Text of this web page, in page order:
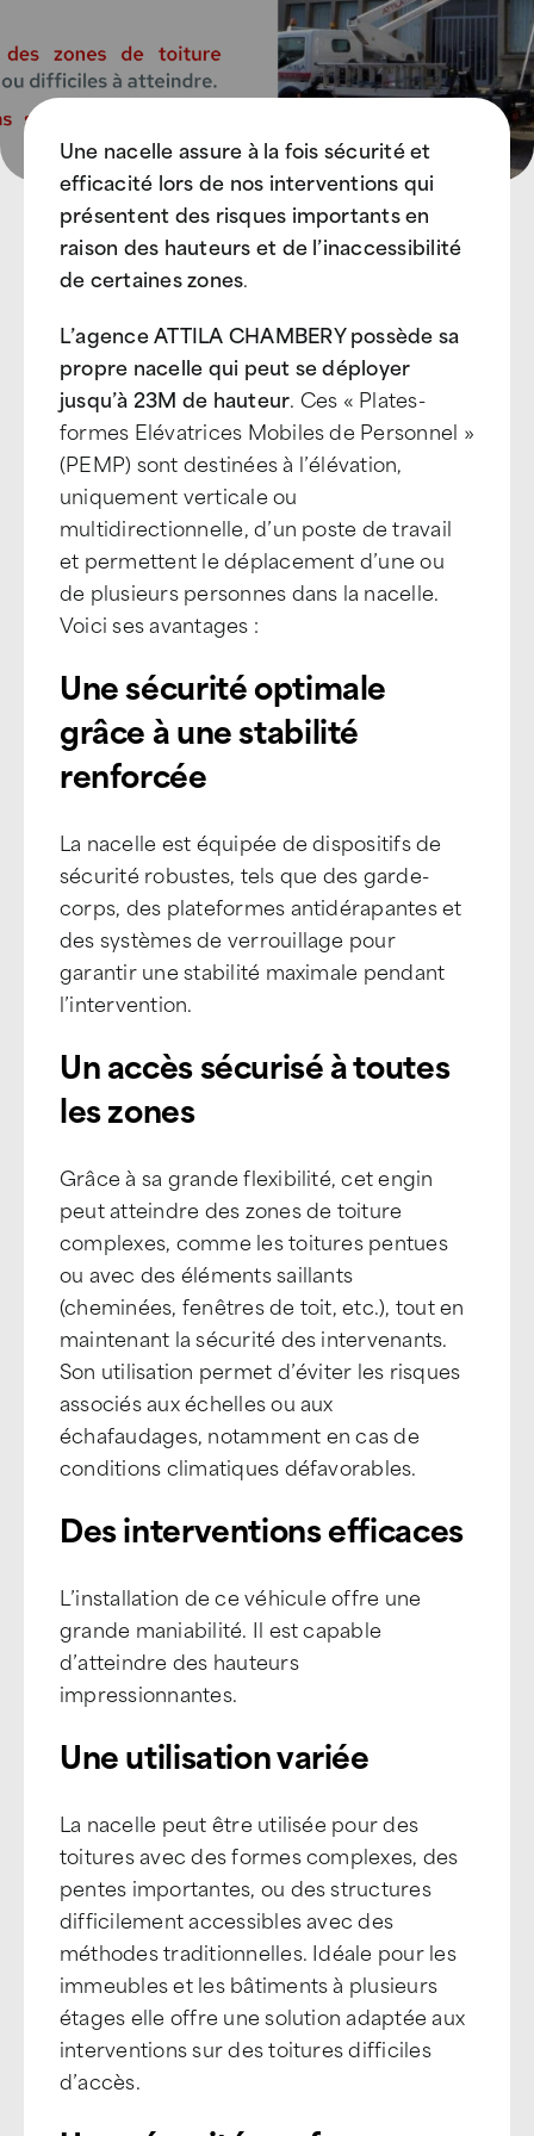
Une nacelle assure à la fois sécurité et
efficacité lors de nos interventions qui
présentent des risques importants en
raison des hauteurs et de l’inaccessibilité
de certaines zones.
L’agence ATTILA CHAMBERY possède sa
propre nacelle qui peut se déployer
jusqu’à 23M de hauteur. Ces « Plates-
formes Elévatrices Mobiles de Personnel »
(PEMP) sont destinées à l’élévation,
uniquement verticale ou
multidirectionnelle, d’un poste de travail
et permettent le déplacement d’une ou
de plusieurs personnes dans la nacelle.
Voici ses avantages :
Une sécurité optimale
grâce à une stabilité
renforcée
La nacelle est équipée de dispositifs de
sécurité robustes, tels que des garde-
corps, des plateformes antidérapantes et
des systèmes de verrouillage pour
garantir une stabilité maximale pendant
l’intervention.
Un accès sécurisé à toutes
les zones
Grâce à sa grande flexibilité, cet engin
peut atteindre des zones de toiture
complexes, comme les toitures pentues
ou avec des éléments saillants
(cheminées, fenêtres de toit, etc.), tout en
maintenant la sécurité des intervenants.
Son utilisation permet d’éviter les risques
associés aux échelles ou aux
échafaudages, notamment en cas de
conditions climatiques défavorables.
Des interventions efficaces
L’installation de ce véhicule offre une
grande maniabilité. Il est capable
d’atteindre des hauteurs
impressionnantes.
Une utilisation variée
La nacelle peut être utilisée pour des
toitures avec des formes complexes, des
pentes importantes, ou des structures
difficilement accessibles avec des
méthodes traditionnelles. Idéale pour les
immeubles et les bâtiments à plusieurs
étages elle offre une solution adaptée aux
interventions sur des toitures difficiles
d’accès.